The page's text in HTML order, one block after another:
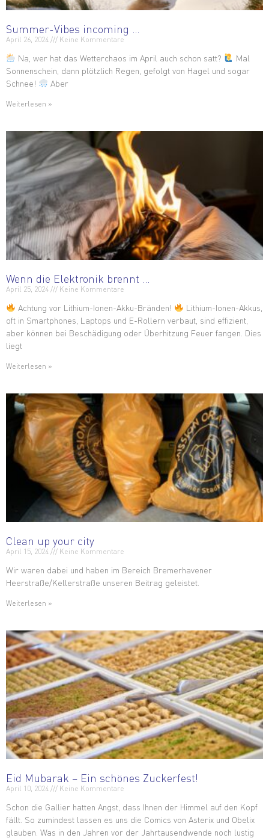
Summer-Vibes incoming …
April 26, 2024 Keine Kommentare
Na, wer hat das Wetterchaos im April auch schon satt?
Mal
Sonnenschein, dann plötzlich Regen, gefolgt von Hagel und sogar
Schnee!
Aber
Weiterlesen »
Wenn die Elektronik brennt …
April 25, 2024 Keine Kommentare
Achtung vor Lithium-Ionen-Akku-Bränden!
Lithium-Ionen-Akkus,
oft in Smartphones, Laptops und E-Rollern verbaut, sind effizient,
aber können bei Beschädigung oder Überhitzung Feuer fangen. Dies
liegt
Weiterlesen »
Clean up your city
April 15, 2024 Keine Kommentare
Wir waren dabei und haben im Bereich Bremerhavener
Heerstraße/Kellerstraße unseren Beitrag geleistet.
Weiterlesen »
Eid Mubarak – Ein schönes Zuckerfest!
April 10, 2024 Keine Kommentare
Schon die Gallier hatten Angst, dass Ihnen der Himmel auf den Kopf
fällt. So zumindest lassen es uns die Comics von Asterix und Obelix
glauben. Was in den Jahren vor der Jahrtausendwende noch lustig